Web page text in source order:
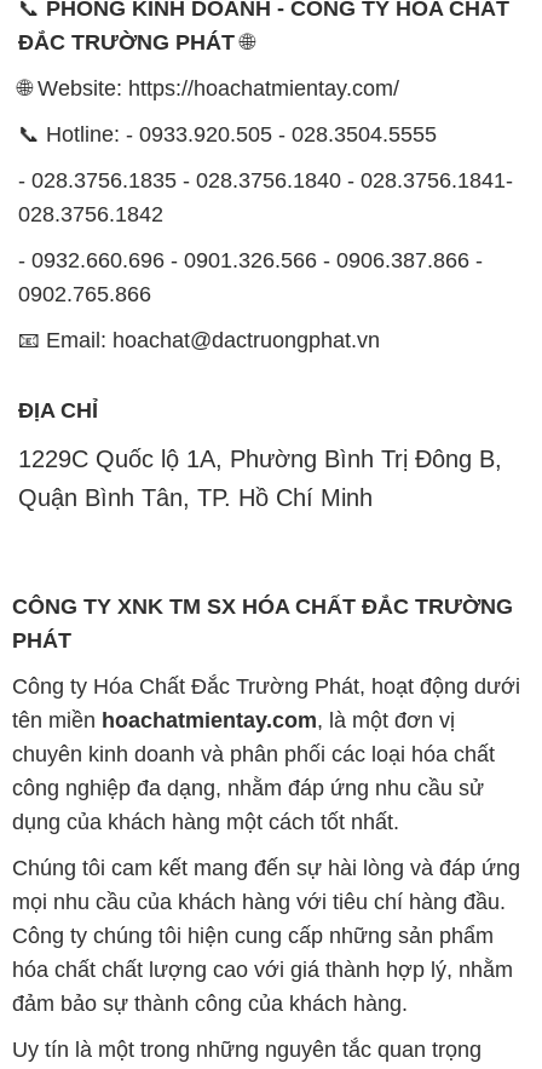
📞 PHÒNG KINH DOANH - CÔNG TY HÓA CHẤT
ĐẮC TRƯỜNG PHÁT🌐
🌐 Website: https://hoachatmientay.com/
📞 Hotline: - 0933.920.505 - 028.3504.5555
- 028.3756.1835 - 028.3756.1840 - 028.3756.1841-
028.3756.1842
- 0932.660.696 - 0901.326.566 - 0906.387.866 -
0902.765.866
📧 Email: hoachat@dactruongphat.vn
ĐỊA CHỈ
1229C Quốc lộ 1A, Phường Bình Trị Đông B,
Quận Bình Tân, TP. Hồ Chí Minh
CÔNG TY XNK TM SX HÓA CHẤT ĐẮC TRƯỜNG
PHÁT
Công ty Hóa Chất Đắc Trường Phát, hoạt động dưới
tên miền hoachatmientay.com, là một đơn vị
chuyên kinh doanh và phân phối các loại hóa chất
công nghiệp đa dạng, nhằm đáp ứng nhu cầu sử
dụng của khách hàng một cách tốt nhất.
Chúng tôi cam kết mang đến sự hài lòng và đáp ứng
mọi nhu cầu của khách hàng với tiêu chí hàng đầu.
Công ty chúng tôi hiện cung cấp những sản phẩm
hóa chất chất lượng cao với giá thành hợp lý, nhằm
đảm bảo sự thành công của khách hàng.
Uy tín là một trong những nguyên tắc quan trọng